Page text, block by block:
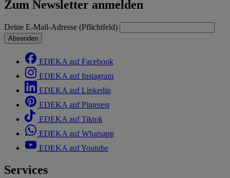
Zum Newsletter anmelden
Deine E-Mail-Adresse (Pflichtfeld)
Absenden
EDEKA auf Facebook
EDEKA auf Instagram
EDEKA auf Linkedin
EDEKA auf Pinterest
EDEKA auf Tiktok
EDEKA auf Whatsapp
EDEKA auf Youtube
Services